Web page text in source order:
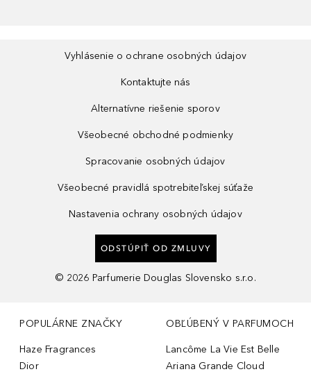
Vyhlásenie o ochrane osobných údajov
Kontaktujte nás
Alternatívne riešenie sporov
Všeobecné obchodné podmienky
Spracovanie osobných údajov
Všeobecné pravidlá spotrebiteľskej súťaže
Nastavenia ochrany osobných údajov
ODSTÚPIŤ OD ZMLUVY
© 2026 Parfumerie Douglas Slovensko s.r.o.
POPULÁRNE ZNAČKY
Haze Fragrances
Dior
OBĽÚBENÝ V PARFUMOCH
Lancôme La Vie Est Belle
Ariana Grande Cloud